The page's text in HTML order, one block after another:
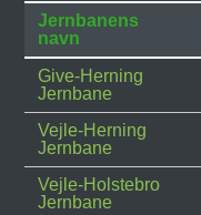
Jernbanens
navn
Give-Herning
Jernbane
Vejle-Herning
Jernbane
Vejle-Holstebro
Jernbane